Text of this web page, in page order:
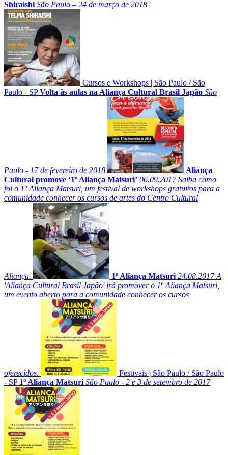
Shiraishi São Paulo – 24 de março de 2018
Cursos e Workshops | São Paulo / São
Paulo - SP Volta às aulas na Aliança Cultural Brasil Japão São
Paulo - 17 de fevereiro de 2018
Aliança
Cultural promove ‘1º Aliança Matsuri’ 06.09.2017Saiba como
foi o 1º Aliança Matsuri, um festival de workshops gratuitos para a
comunidade conhecer os cursos de artes do Centro Cultural
Aliança. 1º Aliança Matsuri 24.08.2017A
'Aliança Cultural Brasil Japão' irá promover o 1º Aliança Matsuri,
um evento aberto para a comunidade conhecer os cursos
oferecidos. Festivais | São Paulo / São Paulo
- SP 1º Aliança Matsuri São Paulo - 2 e 3 de setembro de 2017